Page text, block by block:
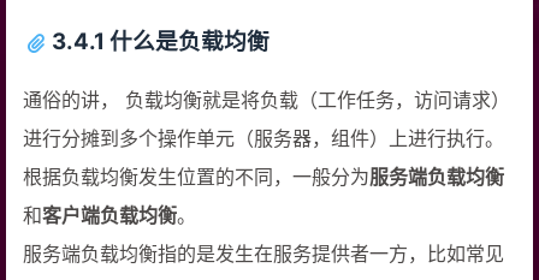
29
31
33
34
35
36
        order.setNumber(
1 );
        log.info(
"创建订单成功，订单信息
return order;
3.4.1 什么是负载均衡
通俗的讲， 负载均衡就是将负载（工作任务，访问请求）
进行分摊到多个操作单元（服务器，组件）上进行执行。
根据负载均衡发生位置的不同，一般分为服务端负载均衡
和客户端负载均衡。
服务端负载均衡指的是发生在服务提供者一方，比如常见